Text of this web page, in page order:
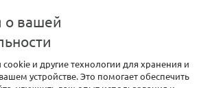
о вашей
и другие технологии для хранения и
устройстве. Это помогает обеспечить